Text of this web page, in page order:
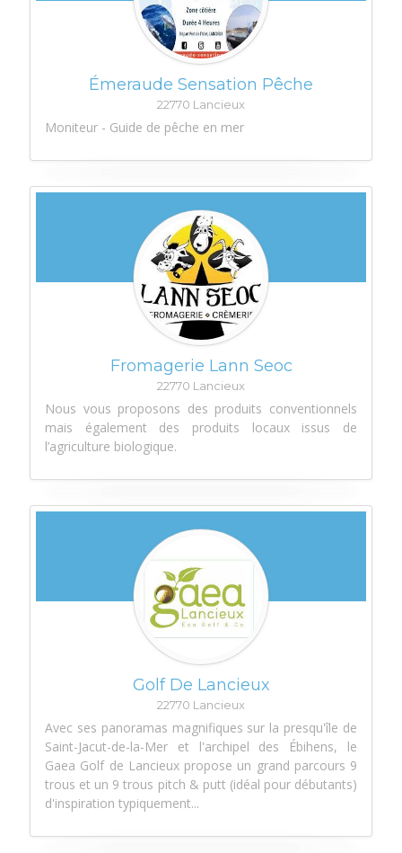
Émeraude Sensation Pêche
22770 Lancieux
Moniteur - Guide de pêche en mer
Fromagerie Lann Seoc
22770 Lancieux
Nous vous proposons des produits conventionnels
mais également des produits locaux issus de
l’agriculture biologique.
Golf De Lancieux
22770 Lancieux
Avec ses panoramas magnifiques sur la presqu'île de
Saint-Jacut-de-la-Mer et l'archipel des Ébihens, le
Gaea Golf de Lancieux propose un grand parcours 9
trous et un 9 trous pitch & putt (idéal pour débutants)
d'inspiration typiquement...